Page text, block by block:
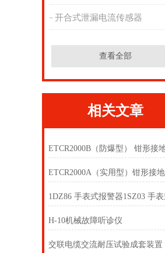
开合式泄漏电流传感器
查看全部
相关文章
H-10机械故障听诊仪